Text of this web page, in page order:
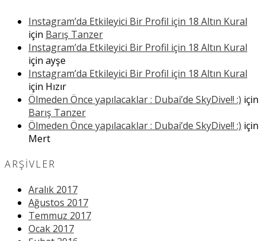
Instagram’da Etkileyici Bir Profil için 18 Altın Kural
için Barış Tanzer
Instagram’da Etkileyici Bir Profil için 18 Altın Kural
için ayşe
Instagram’da Etkileyici Bir Profil için 18 Altın Kural
için Hızır
Ölmeden Önce yapılacaklar : Dubai’de SkyDive!! :) için
Barış Tanzer
Ölmeden Önce yapılacaklar : Dubai’de SkyDive!! :) için
Mert
ARŞIVLER
Aralık 2017
Ağustos 2017
Temmuz 2017
Ocak 2017